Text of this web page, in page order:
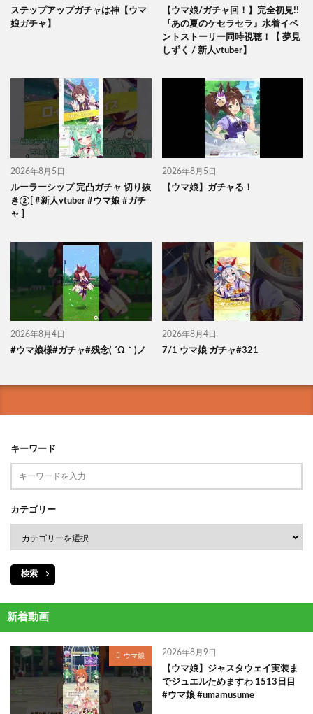
ステップアップガチャは神【ウマ
娘ガチャ】
【ウマ娘/ガチャ回！】完全初見!!
『あの夏のケセラセラ』水着イベ
ントストーリー同時視聴！【 夢見
しずく / 新人vtuber】
2026年8月5日
ルーラーシップ 完凸ガチャ 切り抜
き②[ #新人vtuber #ウマ娘 #ガチ
ャ ]
2026年8月5日
【ウマ娘】ガチャる！
2026年8月4日
#ウマ娘様#ガチャ#残念( ´Ω｀)ノ
2026年8月4日
7/1 ウマ娘 ガチャ#321
キーワード
カテゴリー
検索
新着動画
ウマ娘 2026年8月9日
【ウマ娘】ジャスタウェイ実装ま
でジュエルためますわ 1513日目
#ウマ娘 #umamusume